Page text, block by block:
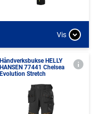
Vis
Håndverksbukse HELLY
HANSEN 77441 Chelsea
Evolution Stretch